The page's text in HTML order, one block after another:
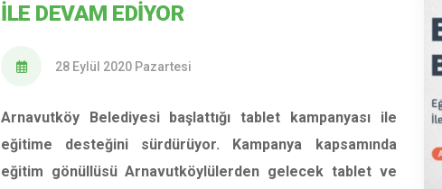
İLE DEVAM EDIYOR
28 Eylül 2020 Pazartesi
Arnavutköy Belediyesi başlattığı tablet kampanyası ile
eğitime desteğini sürdürüyor. Kampanya kapsamında
eğitim gönüllüsü Arnavutköylülerden gelecek tablet ve